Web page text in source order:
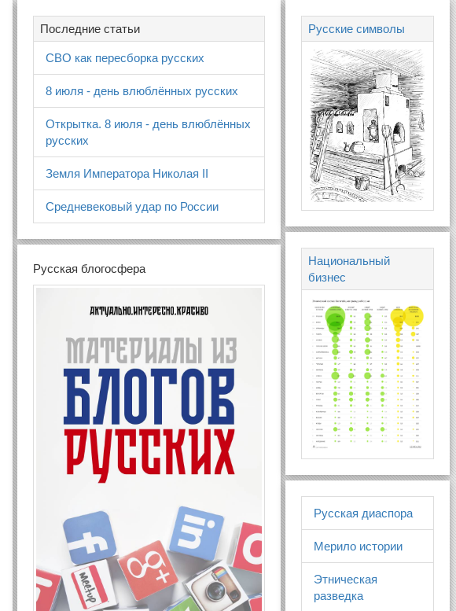
Последние статьи
СВО как пересборка русских
8 июля - день влюблённых русских
Открытка. 8 июля - день влюблённых
русских
Земля Императора Николая II
Средневековый удар по России
Русская блогосфера
Русские символы
Национальный
бизнес
Русская диаспора
Мерило истории
Этническая
разведка